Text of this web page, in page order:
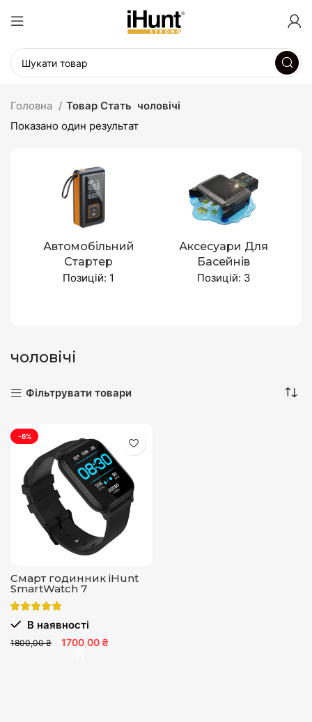
Головна Товар Стать чоловічі
Показано один результат
Автомобільний
Стартер
Позицій: 1
Аксесуари Для
Басейнів
Позицій: 3
чоловічі
Фільтрувати товари
-6%
Смарт годинник iHunt
SmartWatch 7
В наявності
1800,00 ₴ 1700,00 ₴